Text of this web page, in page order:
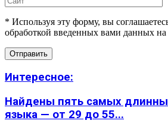
* Используя эту форму, вы
обработкой введенных вами данных на
Интересное:
Найдены пять самых
языка — от 29 до 55...